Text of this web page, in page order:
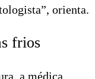
orienta.
frios
a médica